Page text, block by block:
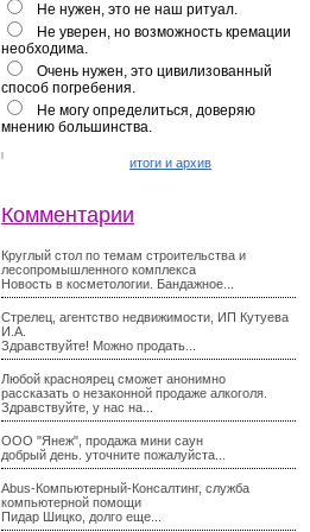
Не нужен, это не наш ритуал.
Не уверен, но возможность кремации
необходима.
Очень нужен, это цивилизованный
способ погребения.
Не могу определиться, доверяю
мнению большинства.
итоги и архив
Комментарии
Круглый стол по темам строительства и
лесопромышленного комплекса
Новость в косметологии. Бандажное...
Стрелец, агентство недвижимости, ИП Кутуева
И.А.
Здравствуйте! Можно продать...
Любой красноярец сможет анонимно
рассказать о незаконной продаже алкоголя.
Здравствуйте, у нас на...
ООО "Янеж", продажа мини саун
добрый день. уточните пожалуйста...
Abus-Компьютерный-Консалтинг, служба
компьютерной помощи
Пидар Шицко, долго еще...